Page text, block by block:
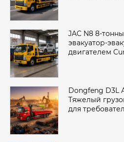
JAC N8 8-
эвакуатор-
двигателем
Dongfeng D3L
Тяжелый
для